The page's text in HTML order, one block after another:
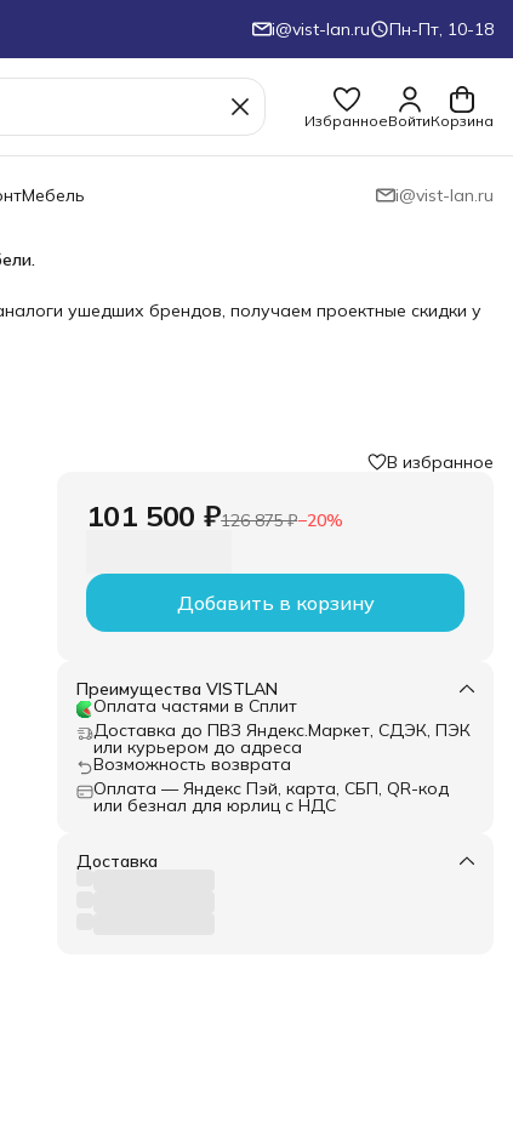
i@vist-lan.ru Пн-Пт, 10-18
ИзбранноеВойтиКорзина
Мебель i@vist-lan.ru
ушедших брендов, получаем проектные скидки у
В избранное
101 500 ₽126 875 ₽−20%
Добавить в корзину
Преимущества VISTLAN
Оплата частями в Сплит
Доставка до ПВЗ Яндекс.Маркет, СДЭК, ПЭК
или курьером до адреса
Возможность возврата
Оплата — Яндекс Пэй, карта, СБП, QR-код
или безнал для юрлиц с НДС
Доставка